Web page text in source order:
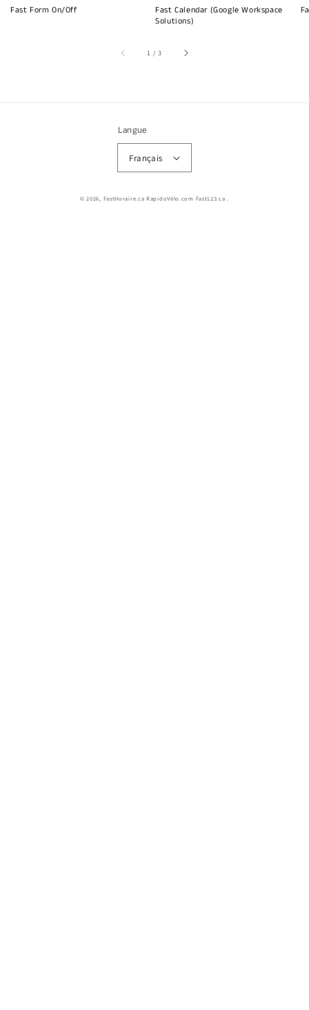
Fast Form On/Off
Fast Calendar (Google Workspace
Solutions)
1 /sur
3
Langue
Français
© 2026, FastHoraire.ca RapidoVélo.com Fast123.ca .